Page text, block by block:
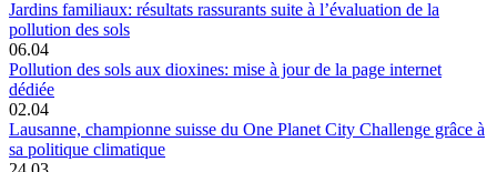
Jardins familiaux: résultats rassurants suite à l’évaluation de la
pollution des sols
06.04
Pollution des sols aux dioxines: mise à jour de la page internet
dédiée
02.04
Lausanne, championne suisse du One Planet City Challenge grâce à
sa politique climatique